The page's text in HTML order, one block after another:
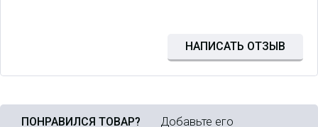
НАПИСАТЬ ОТЗЫВ
ПОНРАВИЛСЯ ТОВАР? Добавьте его